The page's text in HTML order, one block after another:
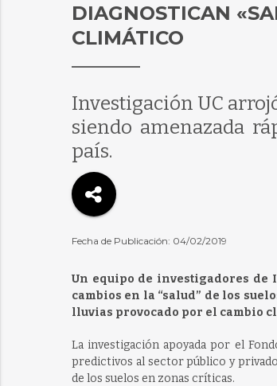
DIAGNOSTICAN
CLIMÁTICO
Investigación UC
siendo amenazada
país.
Fecha de Publicación: 04/02/2019
Un equipo de investigadores de
cambios en la “salud” de los
lluvias provocado por el cambio
La investigación apoyada por el
predictivos al sector público y
de los suelos en zonas críticas.